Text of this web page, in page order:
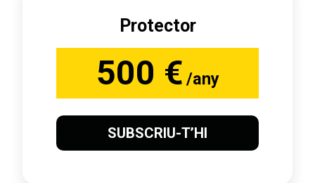
Protector
500 € /any
SUBSCRIU-T’HI